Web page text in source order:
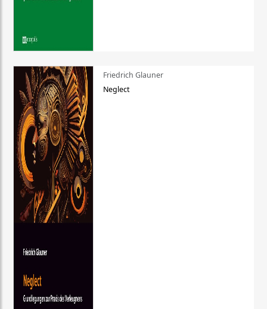
Friedrich Glauner
Neglect